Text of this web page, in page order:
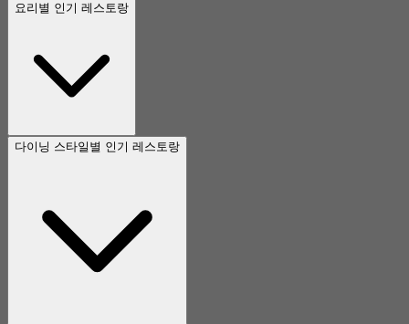
요리별 인기 레스토랑
다이닝 스타일별 인기 레스토랑